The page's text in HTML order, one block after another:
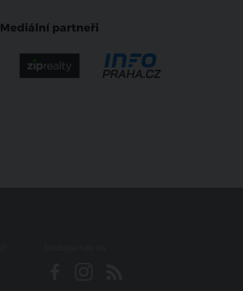
Mediální partneři